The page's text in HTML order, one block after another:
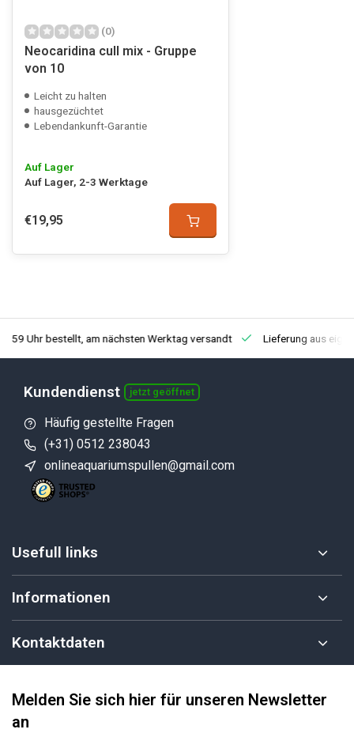
(0)
Neocaridina cull mix - Gruppe
von 10
Leicht zu halten
hausgezüchtet
Lebendankunft-Garantie
Auf Lager
Auf Lager, 2-3 Werktage
€19,95
Uhr bestellt, am nächsten Werktag versandt Lieferung aus
Kundendienst jetzt geöffnet
Häufig gestellte Fragen
(+31) 0512 238043
onlineaquariumspullen@gmail.com
Usefull links
Informationen
Kontaktdaten
Melden Sie sich hier für unseren Newsletter
an